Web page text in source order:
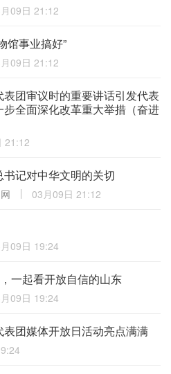
09日 21:12
馆事业搞好”
09日 21:12
团审议时的重要讲话引发代表
全面深化改革重大举措（奋进
21:12
记对中华文明的关切
03月09日 21:12
09日 19:24
一起看开放自信的山东
09日 19:24
团媒体开放日活动亮点满满